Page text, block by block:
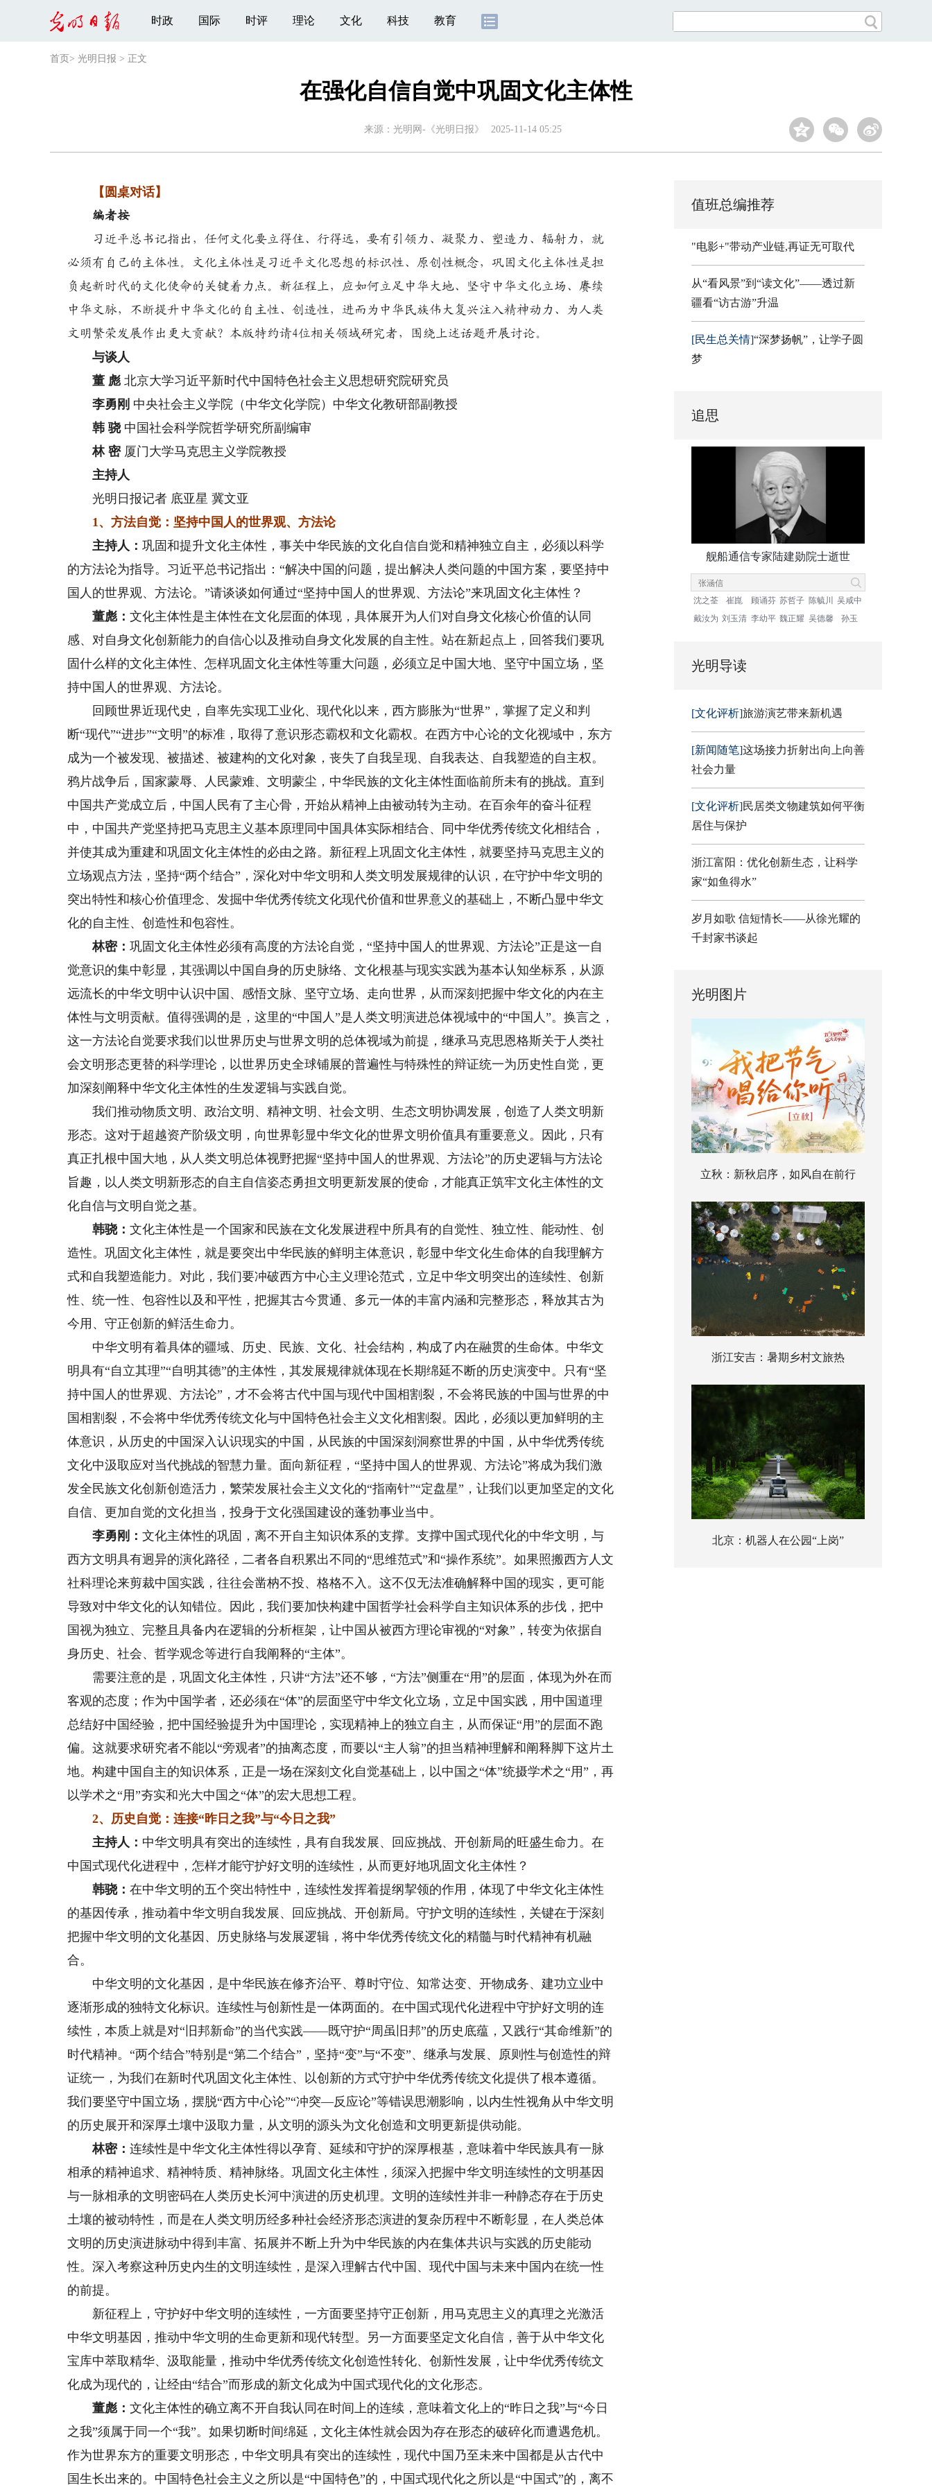
时政 国际 时评 理论 文化 科技 教育
首页 > 光明日报 > 正文
在强化自信自觉中巩固文化主体性
来源： 光明网-《光明日报》 2025-11-14 05:25
【圆桌对话】
编者按
习近平总书记指出，任何文化要立得住、行得远，要有引领力、凝聚力、塑造力、辐射力，就
必须有自己的主体性。文化主体性是习近平文化思想的标识性、原创性概念，巩固文化主体性是担
负起新时代的文化使命的关键着力点。新征程上，应如何立足中华大地、坚守中华文化立场、赓续
中华文脉，不断提升中华文化的自主性、创造性，进而为中华民族伟大复兴注入精神动力、为人类
文明繁荣发展作出更大贡献？本版特约请4位相关领域研究者，围绕上述话题开展讨论。
与谈人
董 彪 北京大学习近平新时代中国特色社会主义思想研究院研究员
李勇刚 中央社会主义学院（中华文化学院）中华文化教研部副教授
韩 骁中国社会科学院哲学研究所副编审
林 密厦门大学马克思主义学院教授
主持人
光明日报记者 底亚星 冀文亚
1、方法自觉：坚持中国人的世界观、方法论
主持人：巩固和提升文化主体性，事关中华民族的文化自信自觉和精神独立自主，必须以科学
的方法论为指导。习近平总书记指出：“解决中国的问题，提出解决人类问题的中国方案，要坚持中
国人的世界观、方法论。”请谈谈如何通过“坚持中国人的世界观、方法论”来巩固文化主体性？
董彪：文化主体性是主体性在文化层面的体现，具体展开为人们对自身文化核心价值的认同
感、对自身文化创新能力的自信心以及推动自身文化发展的自主性。站在新起点上，回答我们要巩
固什么样的文化主体性、怎样巩固文化主体性等重大问题，必须立足中国大地、坚守中国立场，坚
持中国人的世界观、方法论。
回顾世界近现代史，自率先实现工业化、现代化以来，西方膨胀为“世界”，掌握了定义和判
断“现代”“进步”“文明”的标准，取得了意识形态霸权和文化霸权。在西方中心论的文化视域中，东方
成为一个被发现、被描述、被建构的文化对象，丧失了自我呈现、自我表达、自我塑造的自主权。
鸦片战争后，国家蒙辱、人民蒙难、文明蒙尘，中华民族的文化主体性面临前所未有的挑战。直到
中国共产党成立后，中国人民有了主心骨，开始从精神上由被动转为主动。在百余年的奋斗征程
中，中国共产党坚持把马克思主义基本原理同中国具体实际相结合、同中华优秀传统文化相结合，
并使其成为重建和巩固文化主体性的必由之路。新征程上巩固文化主体性，就要坚持马克思主义的
立场观点方法，坚持“两个结合”，深化对中华文明和人类文明发展规律的认识，在守护中华文明的
突出特性和核心价值理念、发掘中华优秀传统文化现代价值和世界意义的基础上，不断凸显中华文
化的自主性、创造性和包容性。
林密：巩固文化主体性必须有高度的方法论自觉，“坚持中国人的世界观、方法论”正是这一自
觉意识的集中彰显，其强调以中国自身的历史脉络、文化根基与现实实践为基本认知坐标系，从源
远流长的中华文明中认识中国、感悟文脉、坚守立场、走向世界，从而深刻把握中华文化的内在主
体性与文明贡献。值得强调的是，这里的“中国人”是人类文明演进总体视域中的“中国人”。换言之，
这一方法论自觉要求我们以世界历史与世界文明的总体视域为前提，继承马克思恩格斯关于人类社
会文明形态更替的科学理论，以世界历史全球铺展的普遍性与特殊性的辩证统一为历史性自觉，更
加深刻阐释中华文化主体性的生发逻辑与实践自觉。
我们推动物质文明、政治文明、精神文明、社会文明、生态文明协调发展，创造了人类文明新
形态。这对于超越资产阶级文明，向世界彰显中华文化的世界文明价值具有重要意义。因此，只有
真正扎根中国大地，从人类文明总体视野把握“坚持中国人的世界观、方法论”的历史逻辑与方法论
旨趣，以人类文明新形态的自主自信姿态勇担文明更新发展的使命，才能真正筑牢文化主体性的文
化自信与文明自觉之基。
韩骁：文化主体性是一个国家和民族在文化发展进程中所具有的自觉性、独立性、能动性、创
造性。巩固文化主体性，就是要突出中华民族的鲜明主体意识，彰显中华文化生命体的自我理解方
式和自我塑造能力。对此，我们要冲破西方中心主义理论范式，立足中华文明突出的连续性、创新
性、统一性、包容性以及和平性，把握其古今贯通、多元一体的丰富内涵和完整形态，释放其古为
今用、守正创新的鲜活生命力。
中华文明有着具体的疆域、历史、民族、文化、社会结构，构成了内在融贯的生命体。中华文
明具有“自立其理”“自明其德”的主体性，其发展规律就体现在长期绵延不断的历史演变中。只有“坚
持中国人的世界观、方法论”，才不会将古代中国与现代中国相割裂，不会将民族的中国与世界的中
国相割裂，不会将中华优秀传统文化与中国特色社会主义文化相割裂。因此，必须以更加鲜明的主
体意识，从历史的中国深入认识现实的中国，从民族的中国深刻洞察世界的中国，从中华优秀传统
文化中汲取应对当代挑战的智慧力量。面向新征程，“坚持中国人的世界观、方法论”将成为我们激
发全民族文化创新创造活力，繁荣发展社会主义文化的“指南针”“定盘星”，让我们以更加坚定的文化
自信、更加自觉的文化担当，投身于文化强国建设的蓬勃事业当中。
李勇刚：文化主体性的巩固，离不开自主知识体系的支撑。支撑中国式现代化的中华文明，与
西方文明具有迥异的演化路径，二者各自积累出不同的“思维范式”和“操作系统”。如果照搬西方人文
社科理论来剪裁中国实践，往往会凿枘不投、格格不入。这不仅无法准确解释中国的现实，更可能
导致对中华文化的认知错位。因此，我们要加快构建中国哲学社会科学自主知识体系的步伐，把中
国视为独立、完整且具备内在逻辑的分析框架，让中国从被西方理论审视的“对象”，转变为依据自
身历史、社会、哲学观念等进行自我阐释的“主体”。
需要注意的是，巩固文化主体性，只讲“方法”还不够，“方法”侧重在“用”的层面，体现为外在而
客观的态度；作为中国学者，还必须在“体”的层面坚守中华文化立场，立足中国实践，用中国道理
总结好中国经验，把中国经验提升为中国理论，实现精神上的独立自主，从而保证“用”的层面不跑
偏。这就要求研究者不能以“旁观者”的抽离态度，而要以“主人翁”的担当精神理解和阐释脚下这片土
地。构建中国自主的知识体系，正是一场在深刻文化自觉基础上，以中国之“体”统摄学术之“用”，再
以学术之“用”夯实和光大中国之“体”的宏大思想工程。
2、历史自觉：连接“昨日之我”与“今日之我”
主持人： 中华文明具有突出的连续性，具有自我发展、回应挑战、开创新局的旺盛生命力。在
中国式现代化进程中，怎样才能守护好文明的连续性，从而更好地巩固文化主体性？
韩骁：在中华文明的五个突出特性中，连续性发挥着提纲挈领的作用，体现了中华文化主体性
的基因传承，推动着中华文明自我发展、回应挑战、开创新局。守护文明的连续性，关键在于深刻
把握中华文明的文化基因、历史脉络与发展逻辑，将中华优秀传统文化的精髓与时代精神有机融
合。
中华文明的文化基因，是中华民族在修齐治平、尊时守位、知常达变、开物成务、建功立业中
逐渐形成的独特文化标识。连续性与创新性是一体两面的。在中国式现代化进程中守护好文明的连
续性，本质上就是对“旧邦新命”的当代实践——既守护“周虽旧邦”的历史底蕴，又践行“其命维新”的
时代精神。“两个结合”特别是“第二个结合”，坚持“变”与“不变”、继承与发展、原则性与创造性的辩
证统一，为我们在新时代巩固文化主体性、以创新的方式守护中华优秀传统文化提供了根本遵循。
我们要坚守中国立场，摆脱“西方中心论”“冲突—反应论”等错误思潮影响，以内生性视角从中华文明
的历史展开和深厚土壤中汲取力量，从文明的源头为文化创造和文明更新提供动能。
林密：连续性是中华文化主体性得以孕育、延续和守护的深厚根基，意味着中华民族具有一脉
相承的精神追求、精神特质、精神脉络。巩固文化主体性，须深入把握中华文明连续性的文明基因
与一脉相承的文明密码在人类历史长河中演进的历史机理。文明的连续性并非一种静态存在于历史
土壤的被动特性，而是在人类文明历经多种社会经济形态演进的复杂历程中不断彰显，在人类总体
文明的历史演进脉动中得到丰富、拓展并不断上升为中华民族的内在集体共识与实践的历史能动
性。深入考察这种历史内生的文明连续性，是深入理解古代中国、现代中国与未来中国内在统一性
的前提。
新征程上，守护好中华文明的连续性，一方面要坚持守正创新，用马克思主义的真理之光激活
中华文明基因，推动中华文明的生命更新和现代转型。另一方面要坚定文化自信，善于从中华文化
宝库中萃取精华、汲取能量，推动中华优秀传统文化创造性转化、创新性发展，让中华优秀传统文
化成为现代的，让经由“结合”而形成的新文化成为中国式现代化的文化形态。
董彪：文化主体性的确立离不开自我认同在时间上的连续，意味着文化上的“昨日之我”与“今日
之我”须属于同一个“我”。如果切断时间绵延，文化主体性就会因为存在形态的破碎化而遭遇危机。
作为世界东方的重要文明形态，中华文明具有突出的连续性，现代中国乃至未来中国都是从古代中
国生长出来的。中国特色社会主义之所以是“中国特色”的，中国式现代化之所以是“中国式”的，离不
值班总编推荐
"电影+"带动产业链,再证无可取代
从“看风景”到“读文化”——透过新
疆看“访古游”升温
[民生总关情]“深梦扬帆”，让学子圆
梦
追思
舰船通信专家陆建勋院士逝世
沈之荃 崔崑 顾诵芬 苏哲子 陈毓川
吴咸中
戴汝为 刘玉清 李幼平 魏正耀 吴德馨 孙玉
光明导读
[文化评析]旅游演艺带来新机遇
[新闻随笔]这场接力折射出向上向善
社会力量
[文化评析]民居类文物建筑如何平衡
居住与保护
浙江富阳：优化创新生态，让科学
家“如鱼得水”
岁月如歌 信短情长——从徐光耀的
千封家书谈起
光明图片
立秋：新秋启序，如风自在前行
浙江安吉：暑期乡村文旅热
北京：机器人在公园“上岗”